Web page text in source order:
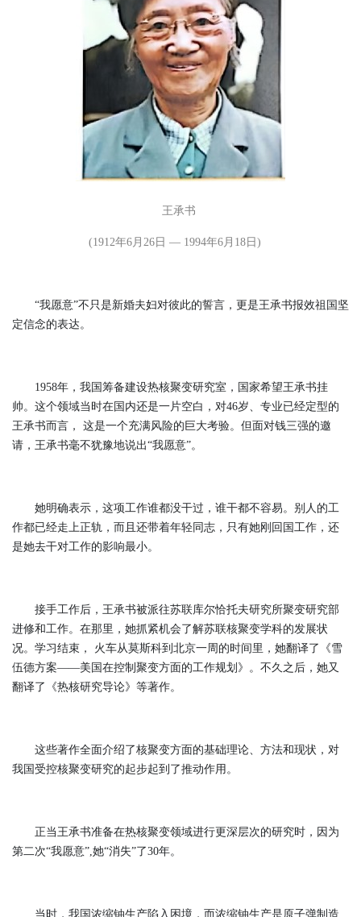
王承书
(1912年6月26日 — 1994年6月18日)
“我愿意”不只是新婚夫妇对彼此的誓言，更是王承书报效祖国坚
定信念的表达。
1958年，我国筹备建设热核聚变研究室，国家希望王承书挂
帅。这个领域当时在国内还是一片空白，对46岁、专业已经定型的
王承书而言， 这是一个充满风险的巨大考验。但面对钱三强的邀
请，王承书毫不犹豫地说出“我愿意”。
她明确表示，这项工作谁都没干过，谁干都不容易。别人的工
作都已经走上正轨，而且还带着年轻同志，只有她刚回国工作，还
是她去干对工作的影响最小。
接手工作后，王承书被派往苏联库尔恰托夫研究所聚变研究部
进修和工作。在那里，她抓紧机会了解苏联核聚变学科的发展状
况。学习结束， 火车从莫斯科到北京一周的时间里，她翻译了《雪
伍德方案——美国在控制聚变方面的工作规划》。不久之后，她又
翻译了《热核研究导论》等著作。
这些著作全面介绍了核聚变方面的基础理论、方法和现状，对
我国受控核聚变研究的起步起到了推动作用。
正当王承书准备在热核聚变领域进行更深层次的研究时，因为
第二次“我愿意”,她“消失”了30年。
当时，我国浓缩铀生产陷入困境，而浓缩铀生产是原子弹制造